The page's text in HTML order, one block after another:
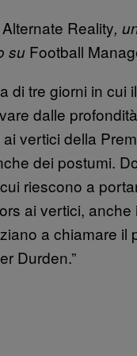
Reality,
su Football
di tre giorni in cui
dalle
vertici della
dei postumi.
riescono a
ai vertici, anche
a chiamare il
Durden.”